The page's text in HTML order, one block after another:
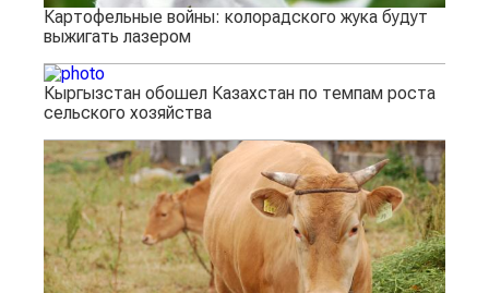
Картофельные войны: колорадского жука будут
выжигать лазером
Кыргызстан обошел Казахстан по темпам роста
сельского хозяйства